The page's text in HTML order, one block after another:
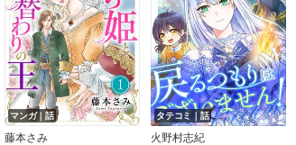
マンガ｜話
藤本さみ
タテコミ｜話
火野村志紀